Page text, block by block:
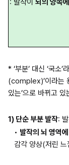
* ‘부분’ 대신 ‘국소
(complex)’이라는
있는’으로 바뀌고 있
1) 단순 부분 발작:
• 발작의 뇌 영역
감각 양상(저린